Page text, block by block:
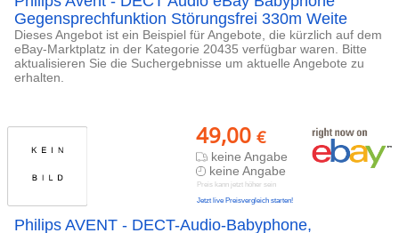
Gegensprechfunktion Störungsfrei 330m Weite
Dieses Angebot ist ein Beispiel für Angebote, die kürzlich auf dem
eBay-Marktplatz in der Kategorie 20435 verfügbar waren. Bitte
aktualisieren Sie die Suchergebnisse um aktuelle Angebote zu
erhalten.
49,00 €
keine Angabe
keine Angabe
Preis kann jetzt höher sein
Jetzt live Preisvergleich starten!
Philips AVENT - DECT-Audio-Babyphone,